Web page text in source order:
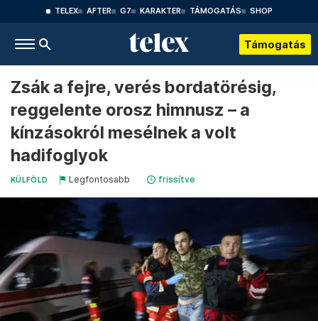
TELEX AFTER G7 KARAKTER TÁMOGATÁS SHOP
Támogatás
Zsák a fejre, verés bordatörésig,
reggelente orosz himnusz – a
kínzásokról mesélnek a volt
hadifoglyok
KÜLFÖLD Legfontosabb frissítve